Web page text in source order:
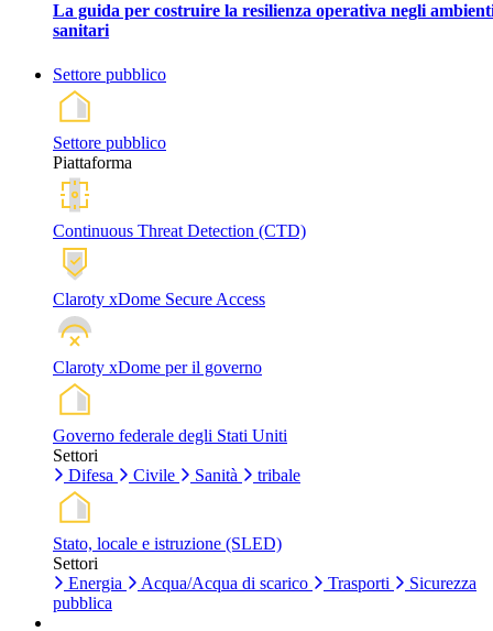
La guida per costruire la resilienza operativa negli
sanitari
Settore pubblico
Settore pubblico
Piattaforma
Continuous Threat Detection (CTD)
Claroty xDome Secure Access
Claroty xDome per il governo
Governo federale degli Stati Uniti
Settori
Difesa
Civile Sanità tribale
Stato, locale e istruzione (SLED)
Settori
Energia
Acqua/Acqua di scarico Trasporti
Sicurezza
pubblica